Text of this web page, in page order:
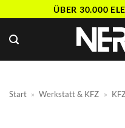
springen
ÜBER 30.000
Start » Werkstatt & KFZ »